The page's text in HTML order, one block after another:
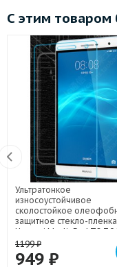
С этим товаром
Ультратонкое
износоустойчивое
сколостойкое
защитное стекло-
Huawei MediaPad T2 7.0
1199₽
949 ₽